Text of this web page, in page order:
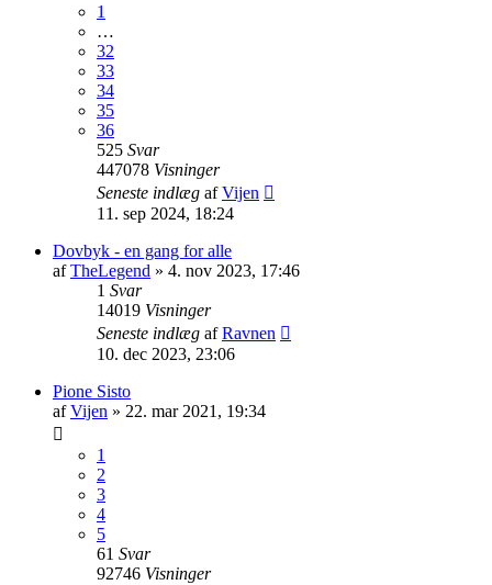
1
…
32
33
34
35
36
525 Svar
447078 Visninger
Seneste indlæg afVijen
11. sep 2024, 18:24
Dovbyk - en gang for alle
afTheLegend » 4. nov 2023, 17:46
1 Svar
14019 Visninger
Seneste indlæg afRavnen
10. dec 2023, 23:06
Pione Sisto
afVijen » 22. mar 2021, 19:34
1
2
3
4
5
61 Svar
92746 Visninger